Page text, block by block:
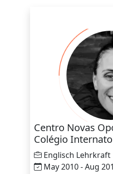
Centro Novas
Colégio
Englisch Lehrkraft
May 2010 - Aug